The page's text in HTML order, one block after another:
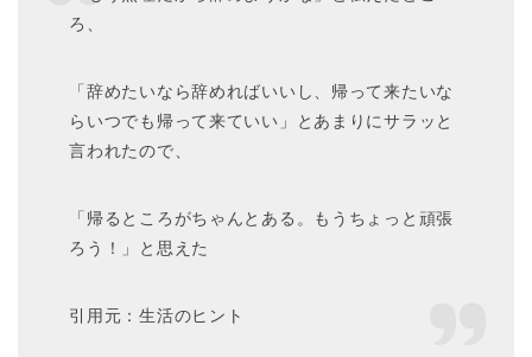
ろ、
「辞めたいなら辞めればいいし、帰って来たいな
らいつでも帰って来ていい」とあまりにサラッと
言われたので、
「帰るところがちゃんとある。もうちょっと頑張
ろう！」と思えた
引用元：生活のヒント